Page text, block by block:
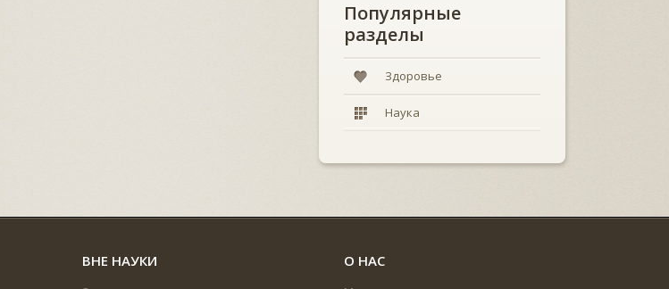
Популярные
разделы
Здоровье
Наука
ВНЕ НАУКИ О НАС